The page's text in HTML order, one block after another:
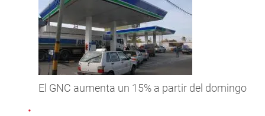
El GNC aumenta un 15% a partir del domingo